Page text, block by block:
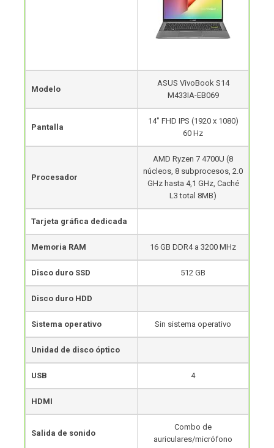
Modelo
ASUS VivoBook S14
M433IA-EB069
Pantalla
14″ FHD IPS (1920 x 1080)
60 Hz
Procesador
AMD Ryzen 7 4700U (8
núcleos, 8 subprocesos, 2.0
GHz hasta 4,1 GHz, Caché
L3 total 8MB)
Tarjeta gráfica dedicada
Memoria RAM 16 GB DDR4 a 3200 MHz
Disco duro SSD 512 GB
Disco duro HDD
Sistema operativo Sin sistema operativo
Unidad de disco óptico
USB 4
HDMI
Salida de sonido
Combo de
auriculares/micrófono